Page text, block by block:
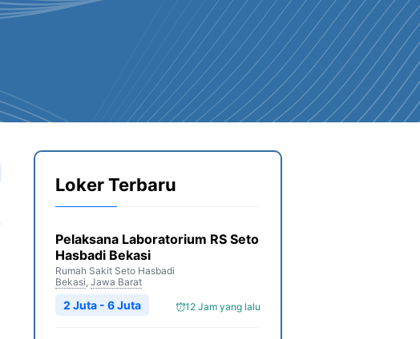
Loker Terbaru
Pelaksana Laboratorium RS Seto
Hasbadi Bekasi
Rumah Sakit Seto Hasbadi
Bekasi, Jawa Barat
12 Jam yang lalu
2 Juta - 6 Juta